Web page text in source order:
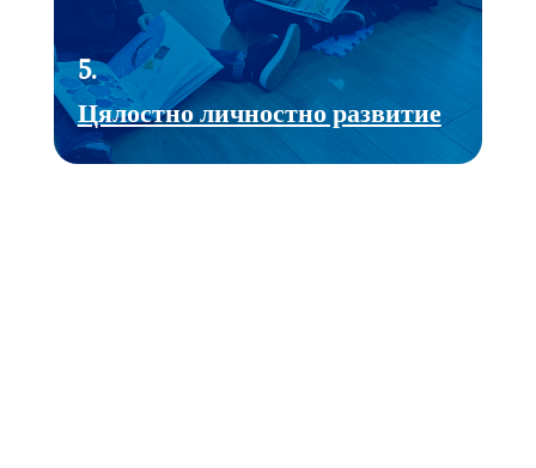
5.
Цялостно личностно развитие